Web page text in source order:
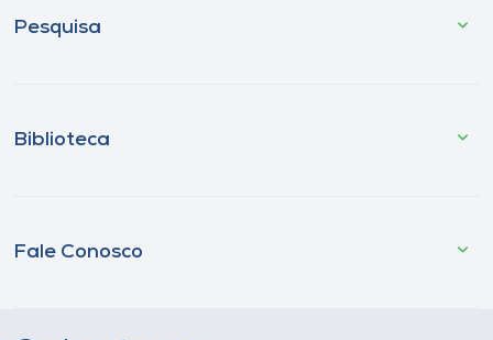
Pesquisa
Biblioteca
Fale Conosco